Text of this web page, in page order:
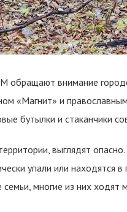
обращают внимание
«Магнит» и
бутылки и стаканчики
выглядят
упали или
многие из них ходят